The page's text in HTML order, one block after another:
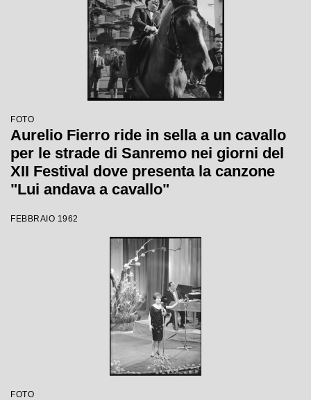
FOTO
Aurelio Fierro ride in sella a un cavallo
per le strade di Sanremo nei giorni del
XII Festival dove presenta la canzone
"Lui andava a cavallo"
FEBBRAIO 1962
FOTO